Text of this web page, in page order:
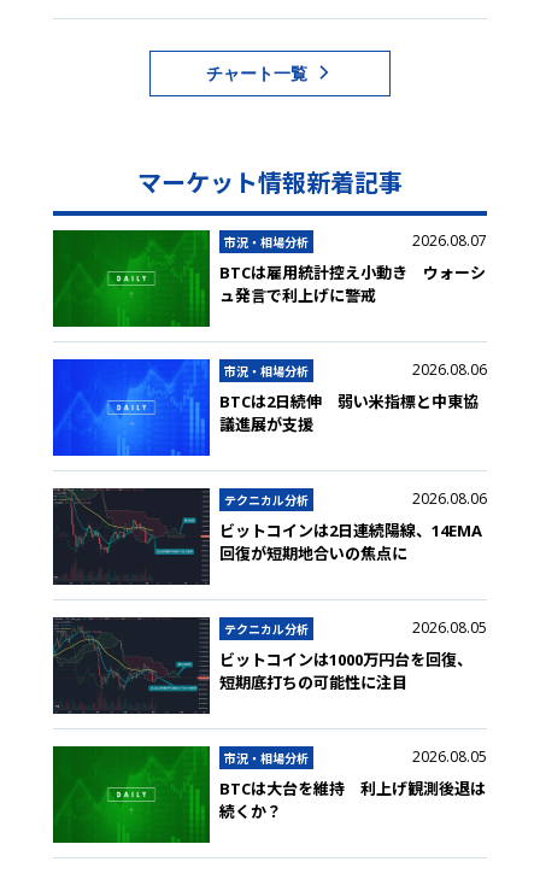
チャート一覧
マーケット情報新着記事
市況・相場分析 2026.08.07
BTCは雇用統計控え小動き ウォーシ
ュ発言で利上げに警戒
市況・相場分析 2026.08.06
BTCは2日続伸 弱い米指標と中東協
議進展が支援
テクニカル分析 2026.08.06
ビットコインは2日連続陽線、14EMA
回復が短期地合いの焦点に
テクニカル分析 2026.08.05
ビットコインは1000万円台を回復、
短期底打ちの可能性に注目
市況・相場分析 2026.08.05
BTCは大台を維持 利上げ観測後退は
続くか？